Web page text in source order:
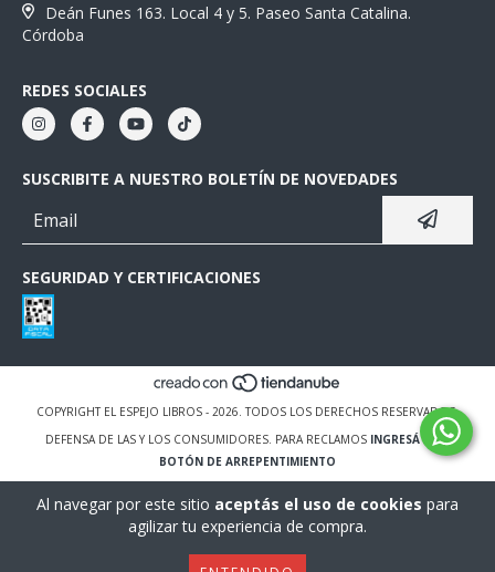
Al navegar por este sitio aceptás el uso de cookies para
agilizar tu experiencia de compra.
Deán Funes 163. Local 4 y 5. Paseo Santa Catalina.
Córdoba
REDES SOCIALES
SUSCRIBITE A NUESTRO BOLETÍN DE NOVEDADES
SEGURIDAD Y CERTIFICACIONES
COPYRIGHT EL ESPEJO LIBROS - 2026. TODOS LOS DERECHOS RESERVADOS.
DEFENSA DE LAS Y LOS CONSUMIDORES. PARA RECLAMOS INGRESÁ ACÁ.
BOTÓN DE ARREPENTIMIENTO